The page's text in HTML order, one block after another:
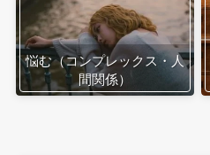
悩む（コンプレックス・人
間関係）